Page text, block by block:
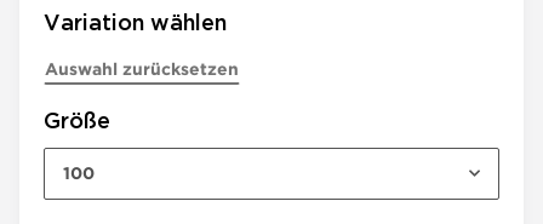
Variation wählen
Auswahl zurücksetzen
Größe
100